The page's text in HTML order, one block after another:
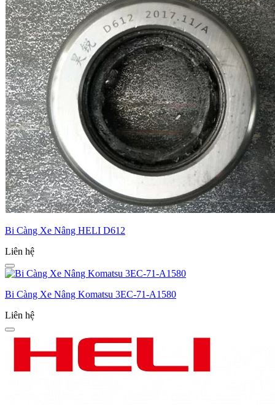
Bi Càng Xe Nâng HELI D612
Liên hệ
Bi Càng Xe Nâng Komatsu 3EC-­71-­A1580
Liên hệ